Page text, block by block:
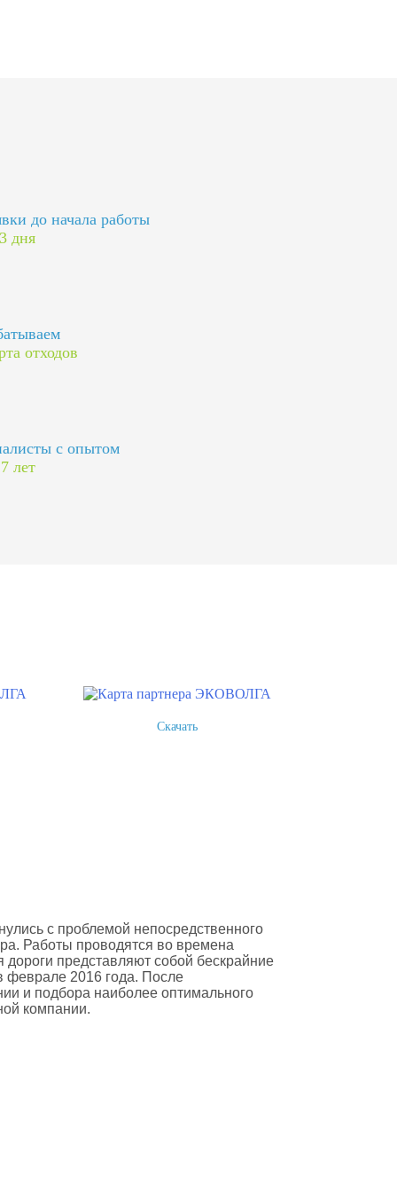
до начала работы
дня
отходов
с опытом
лет
Скачать
с проблемой непосредственного
Работы проводятся во времена
дороги представляют собой бескрайние
феврале 2016 года. После
и подбора наиболее оптимального
компании.